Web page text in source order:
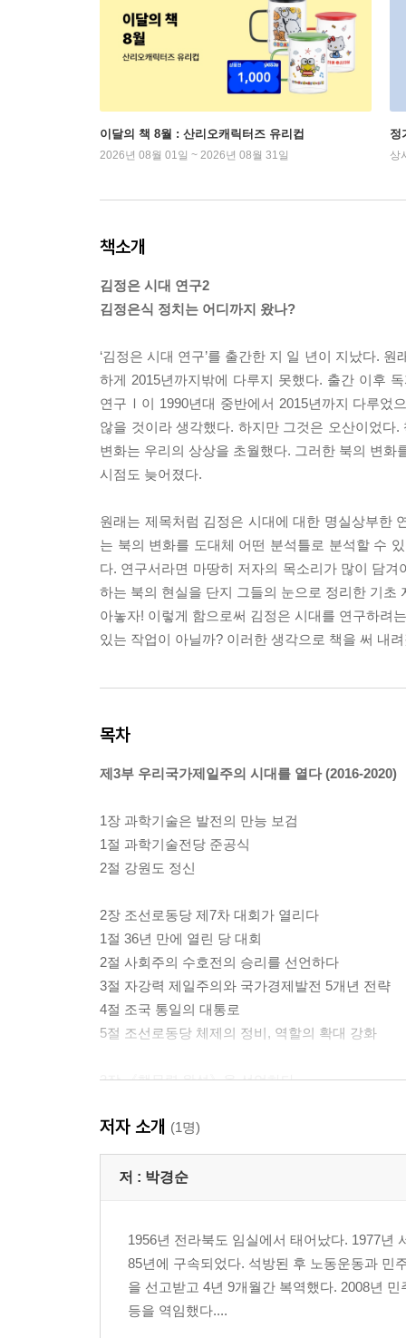
이달의 책 8월 : 산리오캐릭터즈 유리컵
2026년 08월 01일 ~ 2026년 08월 31일
정
상
책소개
김정은 시대 연구2
김정은식 정치는 어디까지 왔나?
‘김정은 시대 연구’를 출간한 지 일 년이 지났다.
하게 2015년까지밖에 다루지 못했다. 출간 이후
연구Ⅰ이 1990년대 중반에서 2015년까지 다루었
않을 것이라 생각했다. 하지만 그것은 오산이었
변화는 우리의 상상을 초월했다. 그러한 북의 변
시점도 늦어졌다.
원래는 제목처럼 김정은 시대에 대한 명실상부한
는 북의 변화를 도대체 어떤 분석틀로 분석할 수
다. 연구서라면 마땅히 저자의 목소리가 많이 담
하는 북의 현실을 단지 그들의 눈으로 정리한 기
아놓자! 이렇게 함으로써 김정은 시대를 연구하려
있는 작업이 아닐까? 이러한 생각으로 책을 써 내
목차
제3부 우리국가제일주의 시대를 열다 (2016-2020)
1장 과학기술은 발전의 만능 보검
1절 과학기술전당 준공식
2절 강원도 정신
2장 조선로동당 제7차 대회가 열리다
1절 36년 만에 열린 당 대회
2절 사회주의 수호전의 승리를 선언하다
3절 자강력 제일주의와 국가경제발전 5개년 전략
4절 조국 통일의 대통로
5절 조선로동당 체제의 정비, 역할의 확대 강화
3장 《핵무력 완성》을 선언하다
2절 광명성 4호 발사 성공
3절 높아가는 북미 핵대결
4절 핵무력 완성을 선언하다
1절 경제건설 총집중노선을 결정하다
2절 경제발전5개년전략 실현을 향한 대진군
3절 건설의 대 번영기 Ⅱ
저자 소개 (1명)
저 : 박경순
1956년 전라북도 임실에서 태어났다. 1977년
85년에 구속되었다. 석방된 후 노동운동과 민
을 선고받고 4년 9개월간 복역했다. 2008년
등을 역임했다....